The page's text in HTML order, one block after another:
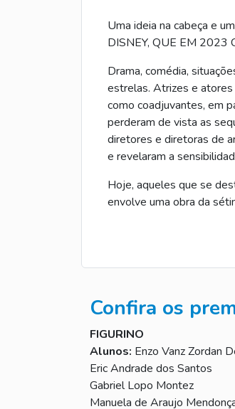
Uma ideia na cabeça e
DISNEY, QUE EM 2023
Drama, comédia,
estrelas. Atrizes e atores
como coadjuvantes, em
perderam de vista as
diretores e diretoras de
e revelaram a
Hoje, aqueles que se
envolve uma obra da
Confira os
FIGURINO
Alunos: Enzo Vanz Zordan
Eric Andrade dos Santos
Gabriel Lopo Montez
Manuela de Araujo